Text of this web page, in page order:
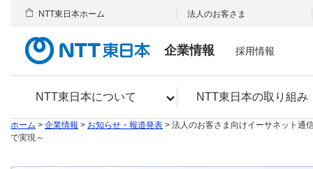
企業情報
NTT東日本について NTT東日本の取り組み
NTT東日本ホーム 法人のお客さま
採用情報
ホーム > 企業情報 > お知らせ・報道発表 > 法人のお客さま向けイーサネット通
で実現～